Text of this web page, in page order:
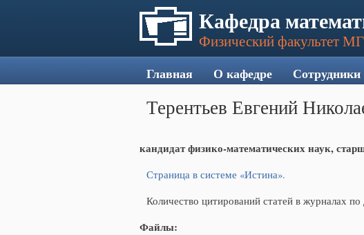
Кафедра
Физический факультет
Терентьев Евгений
кандидат физико-математических наук,
Страница в системе «Истина».
Количество цитирований статей в журналах
Файлы:
Главная О кафедре Сотрудники